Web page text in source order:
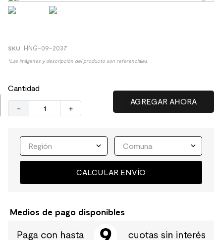
8. receptaculo
: HNG-09-2037
*Las imágenes y descripción del producto son referenciales.
Cantidad
＋
－
Región Comuna
CALCULAR ENVÍO
Medios de pago disponibles